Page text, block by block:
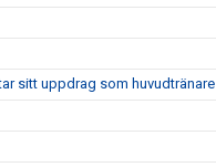
sitt uppdrag som huvudtränare